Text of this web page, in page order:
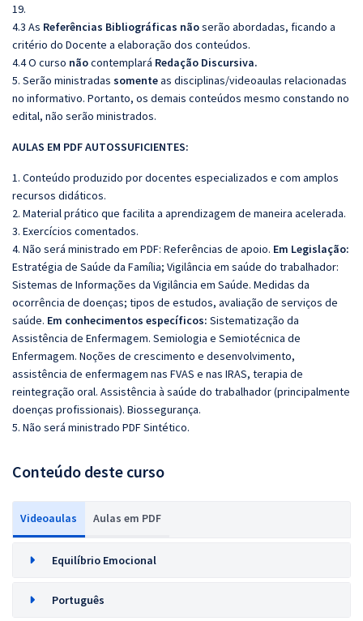
19.
4.3 As Referências Bibliográficas nãoserão abordadas, ficando a
critério do Docente a elaboração dos conteúdos.
4.4 O curso nãocontemplará Redação Discursiva.
5. Serão ministradas somenteas disciplinas/videoaulas relacionadas
no informativo. Portanto, os demais conteúdos mesmo constando no
edital, não serão ministrados.
AULAS EM PDF AUTOSSUFICIENTES:
1. Conteúdo produzido por docentes especializados e com amplos
recursos didáticos.
2. Material prático que facilita a aprendizagem de maneira acelerada.
3. Exercícios comentados.
4. Não será ministrado em PDF: Referências de apoio. Em Legislação:
Estratégia de Saúde da Família; Vigilância em saúde do trabalhador:
Sistemas de Informações da Vigilância em Saúde. Medidas da
ocorrência de doenças; tipos de estudos, avaliação de serviços de
saúde. Em conhecimentos específicos: Sistematização da
Assistência de Enfermagem. Semiologia e Semiotécnica de
Enfermagem. Noções de crescimento e desenvolvimento,
assistência de enfermagem nas FVAS e nas IRAS, terapia de
reintegração oral. Assistência à saúde do trabalhador (principalmente
doenças profissionais). Biossegurança.
5. Não será ministrado PDF Sintético.
Conteúdo deste curso
Videoaulas Aulas em PDF
Equilíbrio Emocional
Português